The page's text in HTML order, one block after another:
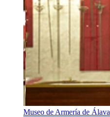
Museo de Armería de Álava